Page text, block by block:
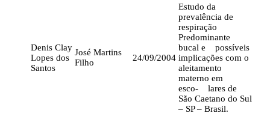
Denis Clay
Lopes dos
Santos
José Martins
Filho
24/09/2004
Estudo da
prevalência de
respiração
Predominante
bucal e possíveis
implicações com o
aleitamento
materno em
esco- lares de
São Caetano do Sul
– SP – Brasil.